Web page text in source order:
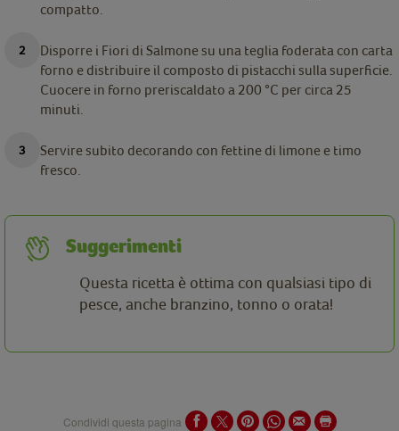
compatto.
Disporre i Fiori di Salmone su una teglia foderata con carta
forno e distribuire il composto di pistacchi sulla superficie.
Cuocere in forno preriscaldato a 200 °C per circa 25
minuti.
Servire subito decorando con fettine di limone e timo
fresco.
Suggerimenti
Questa ricetta è ottima con qualsiasi tipo di
pesce, anche branzino, tonno o orata!
Condividi questa pagina